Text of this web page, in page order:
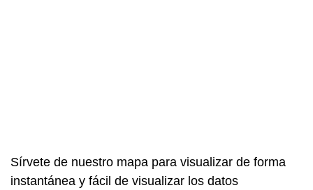
Sírvete de nuestro mapa para visualizar de forma
instantánea y fácil de visualizar los datos